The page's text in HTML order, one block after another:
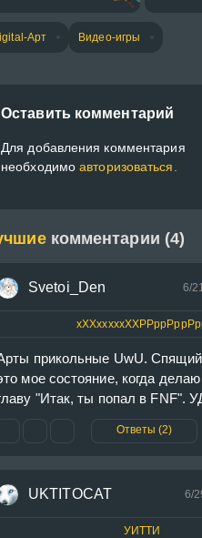
Арт Видео-игры
Оставить комментарий
Для добавления комментария
необходимоавторизоваться.
комментарии (4)
Svetoi_Den 6/
прикольные UwU.
мое состояние, когда
"Итак, ты попал в FNF".
Ответы (2)
UKTITOCAT 6/
УИТТИ